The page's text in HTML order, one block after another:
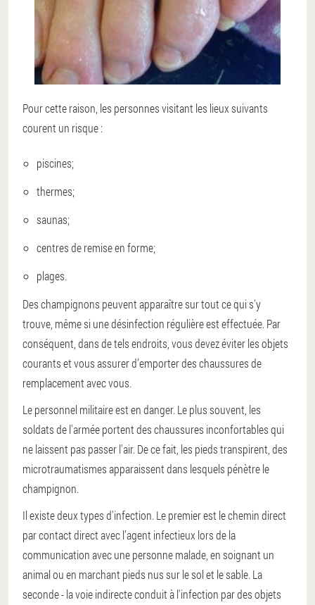
Pour cette raison, les personnes visitant les lieux suivants
courent un risque :
piscines;
thermes;
saunas;
centres de remise en forme;
plages.
Des champignons peuvent apparaître sur tout ce qui s'y
trouve, même si une désinfection régulière est effectuée. Par
conséquent, dans de tels endroits, vous devez éviter les objets
courants et vous assurer d’emporter des chaussures de
remplacement avec vous.
Le personnel militaire est en danger. Le plus souvent, les
soldats de l'armée portent des chaussures inconfortables qui
ne laissent pas passer l'air. De ce fait, les pieds transpirent, des
microtraumatismes apparaissent dans lesquels pénètre le
champignon.
Il existe deux types d'infection. Le premier est le chemin direct
par contact direct avec l’agent infectieux lors de la
communication avec une personne malade, en soignant un
animal ou en marchant pieds nus sur le sol et le sable. La
seconde - la voie indirecte conduit à l'infection par des objets